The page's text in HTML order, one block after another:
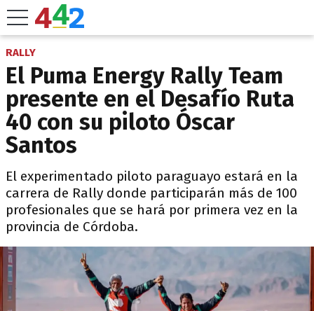
RALLY
El Puma Energy Rally Team
presente en el Desafío Ruta
40 con su piloto Óscar
Santos
El experimentado piloto paraguayo estará en la
carrera de Rally donde participarán más de 100
profesionales que se hará por primera vez en la
provincia de Córdoba.